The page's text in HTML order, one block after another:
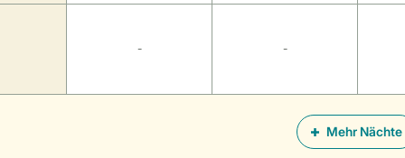
Mehr Nächte
- -